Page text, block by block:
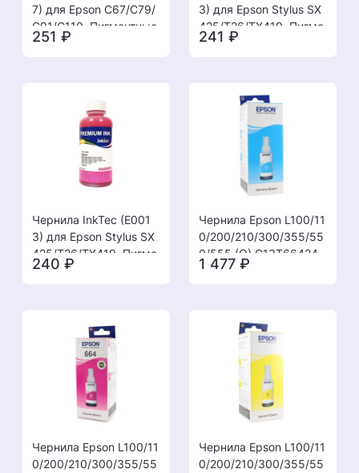
7) для Epson C67/C79/
C91/C110, Пигментные,
Y, 0,1 л.
251 ₽
3) для Epson Stylus SX
425/T26/TX419, Пигме
нтные, C, 0,1 л.
241 ₽
Чернила InkTec (E001
3) для Epson Stylus SX
425/T26/TX419, Пигме
нтные, M, 0,1 л.
240 ₽
Чернила Epson L100/11
0/200/210/300/355/55
0/555 (O) C13T66424
A, cyan, 70ml
1 477 ₽
Чернила Epson L100/11
0/200/210/300/355/55
Чернила Epson L100/11
0/200/210/300/355/55